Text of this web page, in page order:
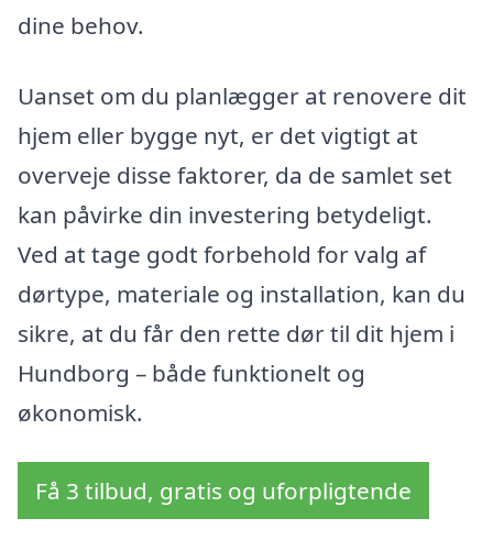
dine behov.
Uanset om du planlægger at renovere dit
hjem eller bygge nyt, er det vigtigt at
overveje disse faktorer, da de samlet set
kan påvirke din investering betydeligt.
Ved at tage godt forbehold for valg af
dørtype, materiale og installation, kan du
sikre, at du får den rette dør til dit hjem i
Hundborg – både funktionelt og
økonomisk.
Få 3 tilbud, gratis og uforpligtende